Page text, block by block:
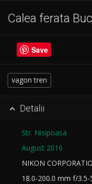
Calea ferata
Save
vagon tren
 Detalii
Str. Nisipoasa
August 2016
NIKON
18.0-200.0 mm f/3.5-